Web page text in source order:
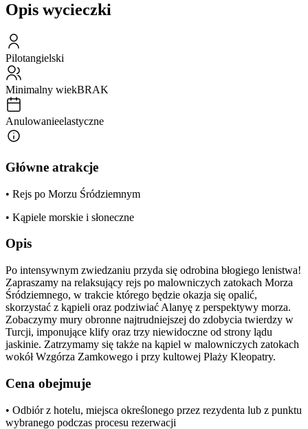
Opis wycieczki
Pilotangielski
Minimalny wiekBRAK
Anulowanieelastyczne
Główne atrakcje
• Rejs po Morzu Śródziemnym
• Kąpiele morskie i słoneczne
Opis
Po intensywnym zwiedzaniu przyda się odrobina błogiego lenistwa!
Zapraszamy na relaksujący rejs po malowniczych zatokach Morza
Śródziemnego, w trakcie którego będzie okazja się opalić,
skorzystać z kąpieli oraz podziwiać Alanyę z perspektywy morza.
Zobaczymy mury obronne najtrudniejszej do zdobycia twierdzy w
Turcji, imponujące klify oraz trzy niewidoczne od strony lądu
jaskinie. Zatrzymamy się także na kąpiel w malowniczych zatokach
wokół Wzgórza Zamkowego i przy kultowej Plaży Kleopatry.
Cena obejmuje
• Odbiór z hotelu, miejsca określonego przez rezydenta lub z punktu
wybranego podczas procesu rezerwacji